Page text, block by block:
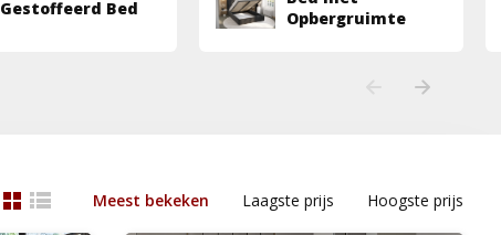
Gestoffeerd Bed
Opbergruimte
Meest bekeken Laagste prijs Hoogste prijs